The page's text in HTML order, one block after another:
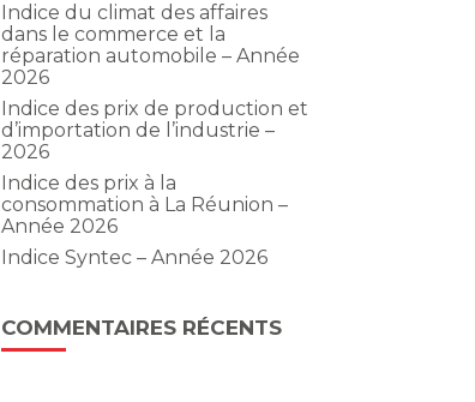
Indice du climat des affaires
dans le commerce et la
réparation automobile – Année
2026
Indice des prix de production et
d’importation de l’industrie –
2026
Indice des prix à la
consommation à La Réunion –
Année 2026
Indice Syntec – Année 2026
COMMENTAIRES RÉCENTS